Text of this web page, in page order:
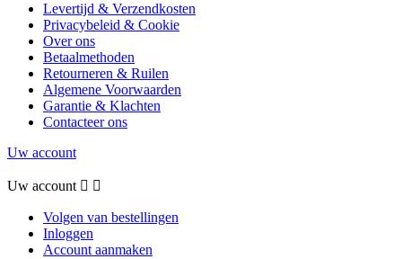
Levertijd & Verzendkosten
Privacybeleid & Cookie
Over ons
Betaalmethoden
Retourneren & Ruilen
Algemene Voorwaarden
Garantie & Klachten
Contacteer ons
Uw account
Uw account  
Volgen van bestellingen
Inloggen
Account aanmaken